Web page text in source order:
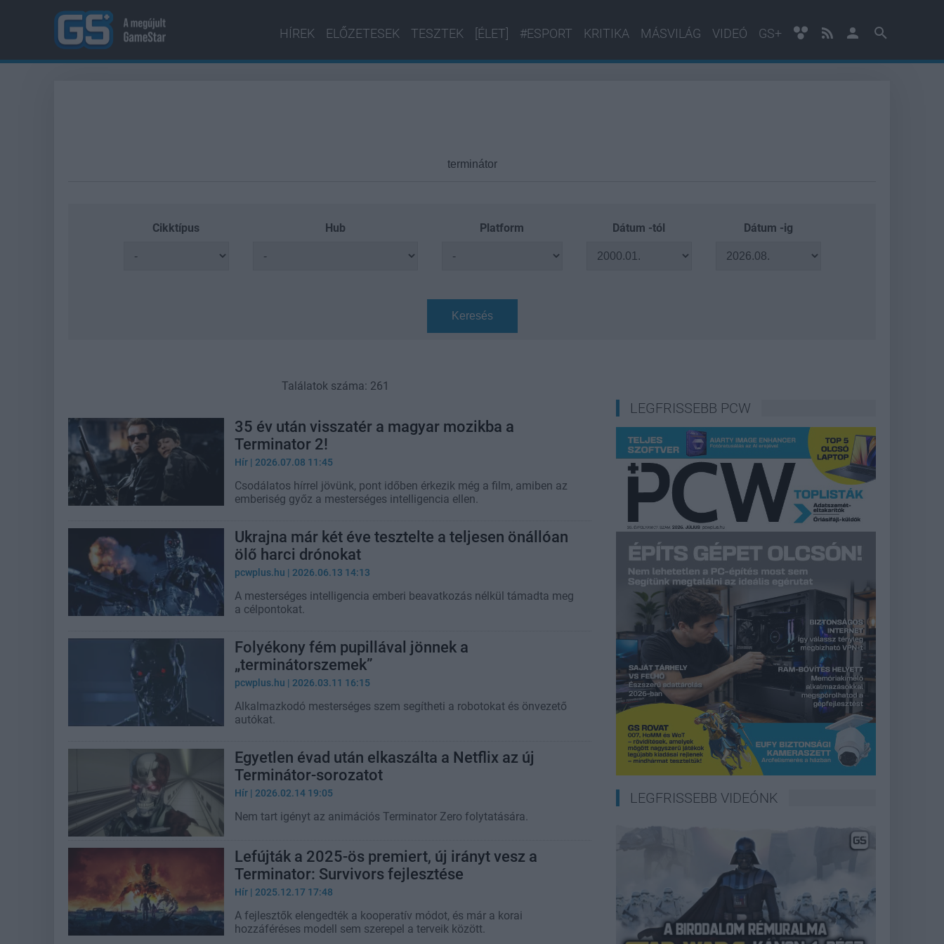
HÍREK ELŐZETESEK TESZTEK [ÉLET] #ESPORT KRITIKA MÁSVILÁG VIDEÓ GS+
Cikktípus Hub Platform Dátum -tól Dátum -ig
Keresés
Találatok száma: 261
35 év után visszatér a magyar mozikba a
Terminator 2!
Hír | 2026.07.08 11:45
Csodálatos hírrel jövünk, pont időben érkezik még a film, amiben az
emberiség győz a mesterséges intelligencia ellen.
Ukrajna már két éve tesztelte a teljesen önállóan
ölő harci drónokat
pcwplus.hu | 2026.06.13 14:13
A mesterséges intelligencia emberi beavatkozás nélkül támadta meg
a célpontokat.
Folyékony fém pupillával jönnek a
„terminátorszemek”
pcwplus.hu | 2026.03.11 16:15
Alkalmazkodó mesterséges szem segítheti a robotokat és önvezető
autókat.
Egyetlen évad után elkaszálta a Netflix az új
Terminátor-sorozatot
Hír | 2026.02.14 19:05
Nem tart igényt az animációs Terminator Zero folytatására.
Lefújták a 2025-ös premiert, új irányt vesz a
Terminator: Survivors fejlesztése
Hír | 2025.12.17 17:48
A fejlesztők elengedték a kooperatív módot, és már a korai
hozzáféréses modell sem szerepel a terveik között.
LEGFRISSEBB PCW
LEGFRISSEBB VIDEÓNK